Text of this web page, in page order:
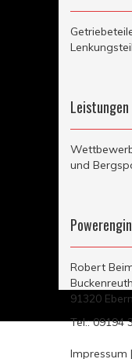
Elektrische
Leistungen
und
Videos
Robert
91320
Tel.: 09194
Impressum |